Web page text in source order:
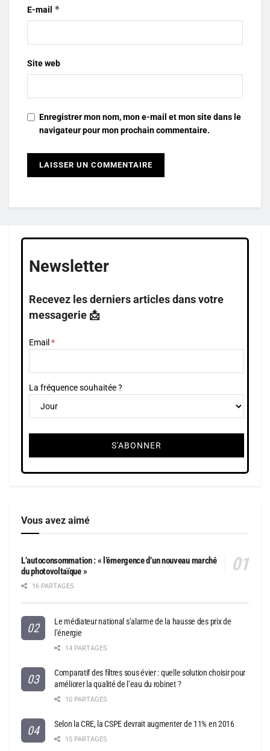
E-mail *
Site web
Enregistrer mon nom, mon e-mail et mon site dans le
navigateur pour mon prochain commentaire.
Newsletter
Recevez les derniers articles dans votre
messagerie 📩
Email
La fréquence souhaitée ?
Vous avez aimé
L’autoconsommation : « l’émergence d’un nouveau marché
du photovoltaïque »
16 PARTAGES
Le médiateur national s’alarme de la hausse des prix de
l’énergie
14 PARTAGES
Comparatif des filtres sous évier : quelle solution choisir pour
améliorer la qualité de l’eau du robinet ?
10 PARTAGES
Selon la CRE, la CSPE devrait augmenter de 11% en 2016
15 PARTAGES